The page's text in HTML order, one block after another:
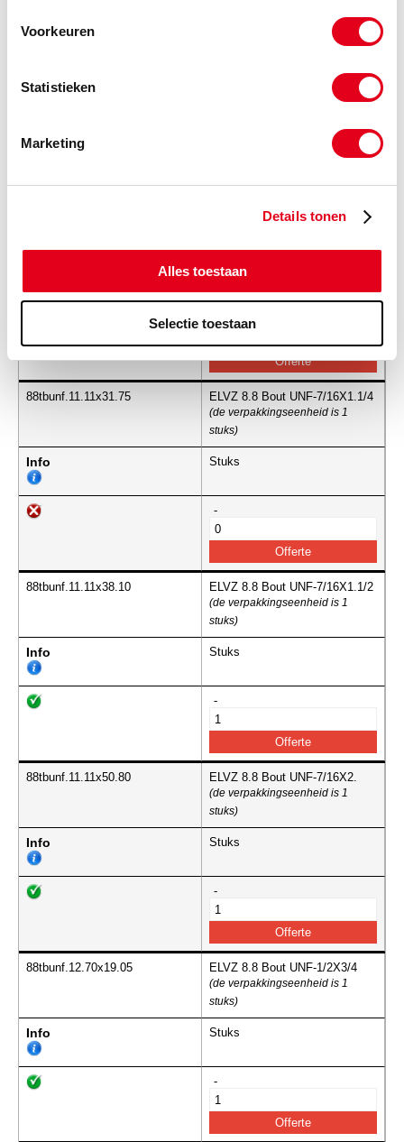
Voorkeuren
Statistieken
Marketing
Details tonen
Alles toestaan
Selectie toestaan
ELVZ 8.8 Bout UNF-7/16X7/8
(de verpakkingseenheid is 1
Info
(de verpakkingseenheid is 1
Stuks
-
88tbunf.11.11x31.75 ELVZ 8.8 Bout UNF-7/16X1.1/4
(de verpakkingseenheid is 1
stuks)
Info Stuks
-
88tbunf.11.11x38.10 ELVZ 8.8 Bout UNF-7/16X1.1/2
(de verpakkingseenheid is 1
stuks)
Info Stuks
-
88tbunf.11.11x50.80 ELVZ 8.8 Bout UNF-7/16X2.
(de verpakkingseenheid is 1
stuks)
Info Stuks
-
88tbunf.12.70x19.05 ELVZ 8.8 Bout UNF-1/2X3/4
(de verpakkingseenheid is 1
stuks)
Info Stuks
-